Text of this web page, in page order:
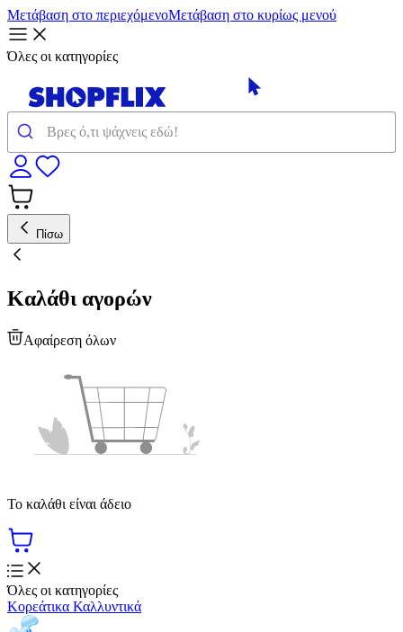
Μετάβαση στο περιεχόμενοΜετάβαση στο κυρίως μενού
Όλες οι κατηγορίες
Πίσω
Καλάθι αγορών
Αφαίρεση όλων
Το καλάθι είναι άδειο
Όλες οι κατηγορίες
Κορεάτικα Καλλυντικά